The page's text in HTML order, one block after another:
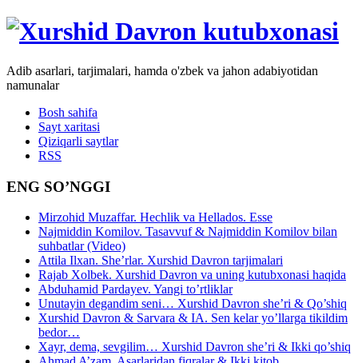
Adib asarlari, tarjimalari, hamda o'zbek va jahon adabiyotidan
namunalar
Bosh sahifa
Sayt xaritasi
Qiziqarli saytlar
RSS
ENG SO’NGGI
Mirzohid Muzaffar. Hechlik va Hellados. Esse
Najmiddin Komilov. Tasavvuf & Najmiddin Komilov bilan
suhbatlar (Video)
Attila Ilxan. She’rlar. Xurshid Davron tarjimalari
Rajab Xolbek. Xurshid Davron va uning kutubxonasi haqida
Abduhamid Pardayev. Yangi to’rtliklar
Unutayin degandim seni… Xurshid Davron she’ri & Qo’shiq
Xurshid Davron & Sarvara & IA. Sen kelar yo’llarga tikildim
bedor…
Xayr, dema, sevgilim… Xurshid Davron she’ri & Ikki qo’shiq